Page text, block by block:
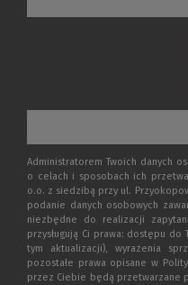
Administratorem Twoich danych
o celach i sposobach ich
o.o. z siedzibą przy ul.
podanie danych osobowych
niezbędne do realizacji
przysługują Ci prawa: dostępu
tym aktualizacji), wyrażenia
pozostałe prawa opisane w
przez Ciebie będą przetwarzane